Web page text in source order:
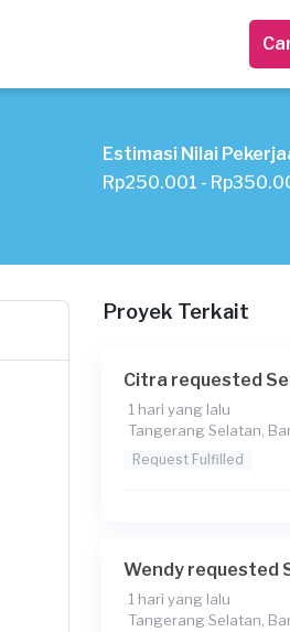
Estimasi Nilai
Rp250.001 -
Proyek Terkait
Citra requested
1 hari yang lalu
Tangerang Selatan,
Request Fulfilled
Wendy requested
1 hari yang lalu
Tangerang Selatan,